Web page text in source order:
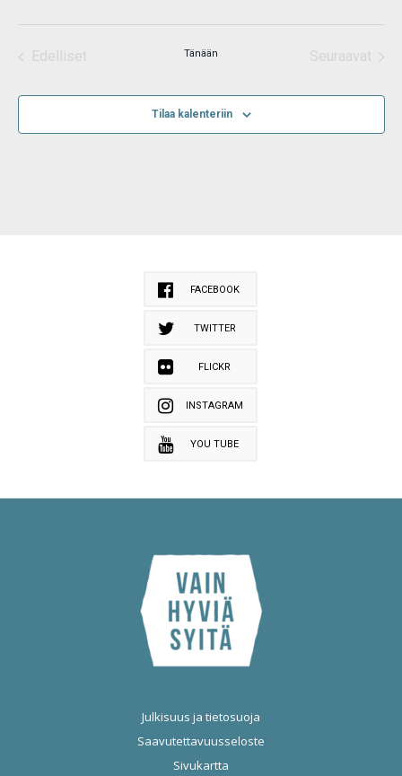
Edelliset
Tänään
Seuraavat
Tilaa kalenteriin
FACEBOOK
TWITTER
FLICKR
INSTAGRAM
YOU TUBE
Julkisuus ja tietosuoja
Saavutettavuusseloste
Sivukartta